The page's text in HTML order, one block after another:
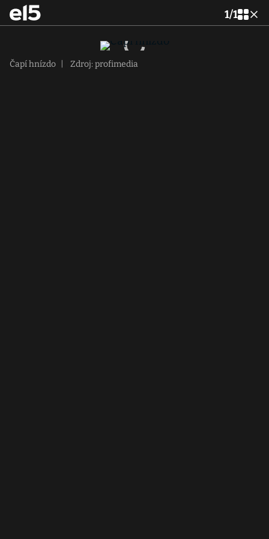
1/1
Čapí hnízdo Zdroj: profimedia